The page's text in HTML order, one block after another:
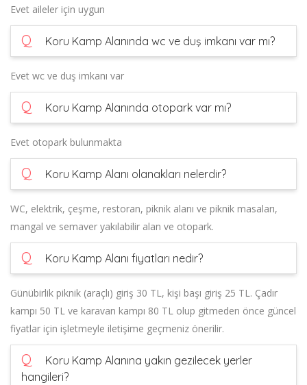
Evet aileler için uygun
Q Koru Kamp Alanında wc ve duş imkanı var mı?
Evet wc ve duş imkanı var
Q Koru Kamp Alanında otopark var mı?
Evet otopark bulunmakta
Q Koru Kamp Alanı olanakları nelerdir?
WC, elektrik, çeşme, restoran, piknik alanı ve piknik masaları,
mangal ve semaver yakılabilir alan ve otopark.
Q Koru Kamp Alanı fiyatları nedir?
Günübirlik piknik (araçlı) giriş 30 TL, kişi başı giriş 25 TL. Çadır
kampı 50 TL ve karavan kampı 80 TL olup gitmeden önce güncel
fiyatlar için işletmeyle iletişime geçmeniz önerilir.
Q
Koru Kamp Alanına yakın gezilecek yerler
hangileri?